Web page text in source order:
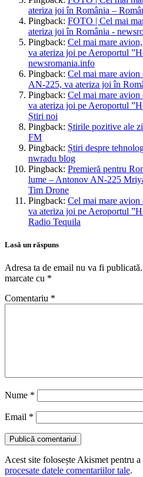
ateriza joi în România –
Pingback: FOTO | Cel mai
ateriza joi în România -
Pingback: Cel mai mare
va ateriza joi pe Aeroportul
newsromania.info
Pingback: Cel mai mare
AN-225, va ateriza joi în
Pingback: Cel mai mare
va ateriza joi pe Aeroportul
Știri noi
Pingback: Știrile pozitive ale
FM
Pingback: Știri despre
nwradu blog
Pingback: Premieră pentru
lume – Antonov AN-225
Tim Drone
Pingback: Cel mai mare
va ateriza joi pe Aeroportul
Radio Tequila
Lasă un răspuns
Adresa ta de email nu va fi publicată.
marcate cu *
Comentariu *
Nume *
Email *
Acest site folosește Akismet pentru a
procesate datele comentariilor tale.